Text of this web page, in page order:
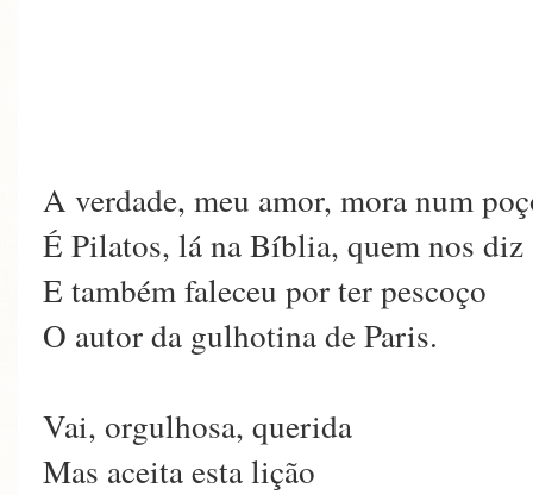
A verdade, meu amor, mora num
É Pilatos, lá na Bíblia, quem nos diz
E também faleceu por ter pescoço
O autor da gulhotina de Paris.
Vai, orgulhosa, querida
Mas aceita esta lição